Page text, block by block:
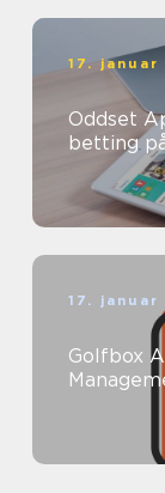
17. januar
Oddset
betting
17. januar
Golfbox